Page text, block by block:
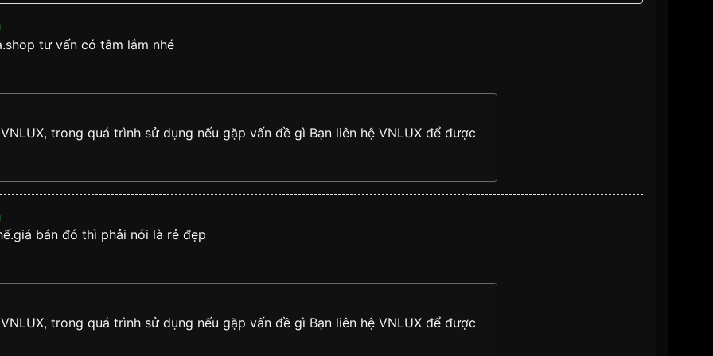
bởi thiết kế độc đáo
năng hiển thị tối ưu.
đủ trên mặt số đồng
năng động, cực chất với
đáo toát lên vẻ cổ điển
niên 80s.
tư vấn có tâm lắm nhé
trong quá trình sử dụng nếu gặp vấn đề gì Bạn liên hệ VNLUX để được
bán đó thì phải nói là rẻ đẹp
trong quá trình sử dụng nếu gặp vấn đề gì Bạn liên hệ VNLUX để được